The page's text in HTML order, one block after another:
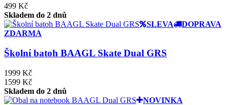
499 Kč
Skladem do 2 dnů
SLEVA
DOPRAVA
ZDARMA
Školní batoh BAAGL Skate Dual GRS
1999 Kč
1599 Kč
Skladem do 2 dnů
NOVINKA